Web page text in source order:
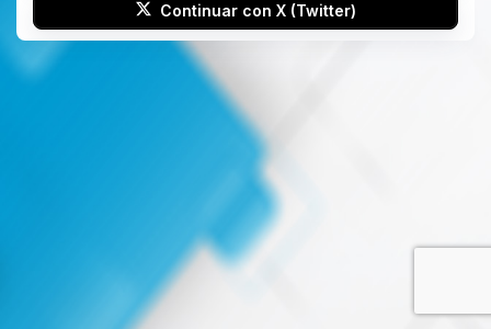
Continuar con X (Twitter)